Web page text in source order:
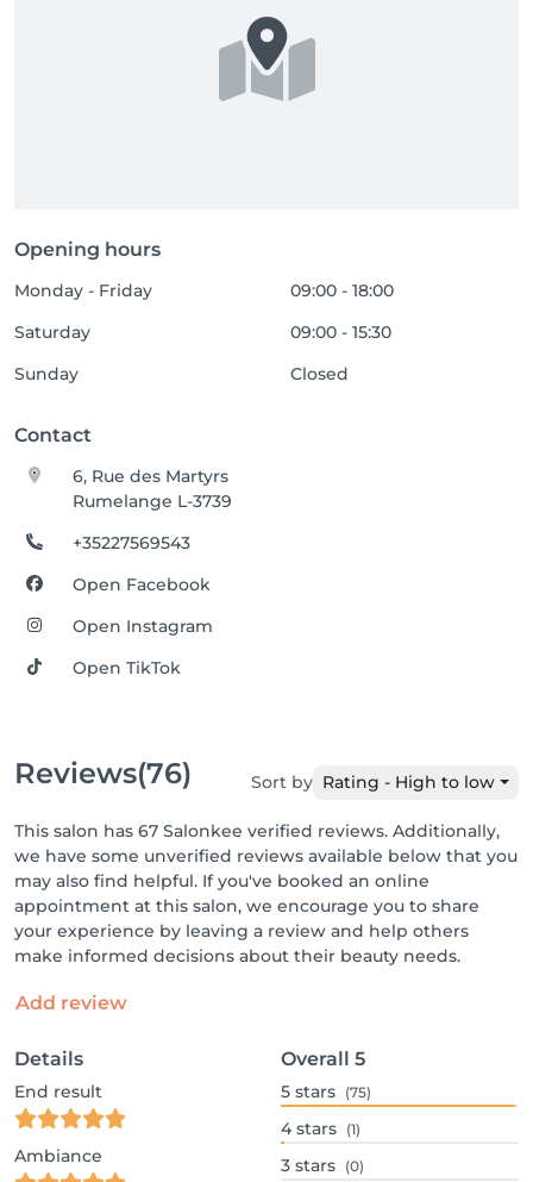
Opening hours
Monday - Friday
09:00 - 18:00
Saturday
09:00 - 15:30
Sunday
Closed
Contact
6, Rue des Martyrs
Rumelange L-3739
+35227569543
Open Facebook
Open Instagram
Open TikTok
Reviews(76) Sort by Rating - High to low
This salon has 67 Salonkee verified reviews. Additionally,
we have some unverified reviews available below that you
may also find helpful. If you've booked an online
appointment at this salon, we encourage you to share
your experience by leaving a review and help others
make informed decisions about their beauty needs.
Add review
Details
End result
Ambiance
Overall 5
5 stars (75)
4 stars (1)
3 stars (0)